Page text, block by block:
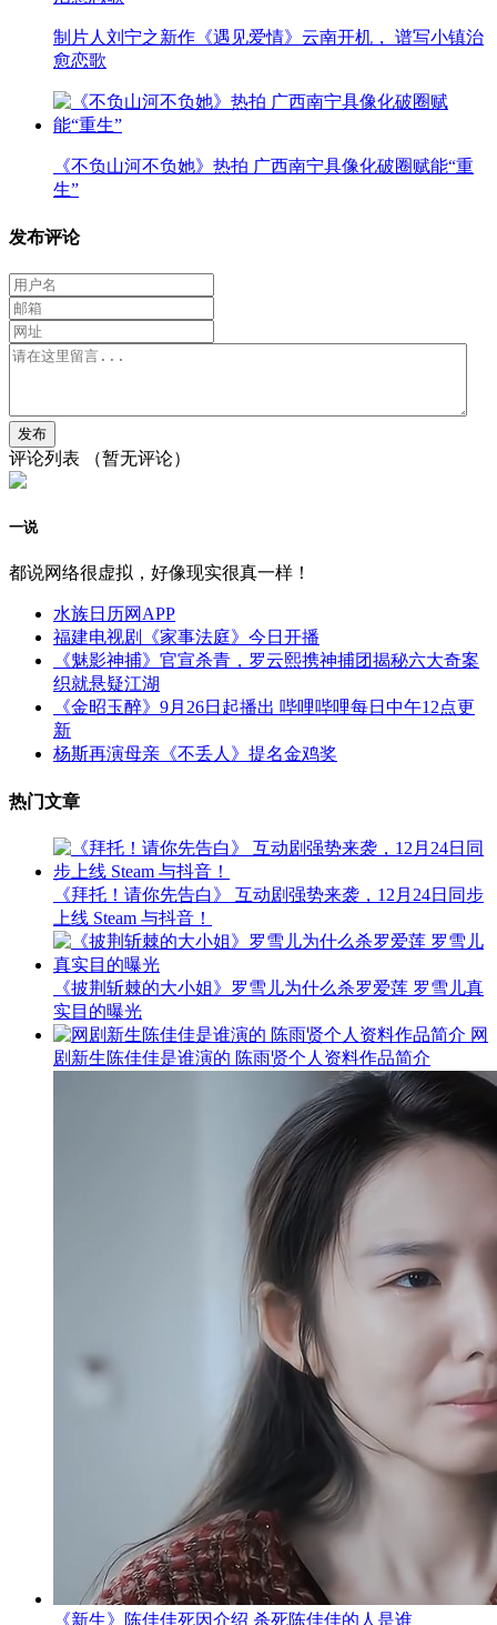
制片人刘宁之新作《遇见爱情》云南开机， 谱写小镇治
愈恋歌
《不负山河不负她》热拍 广西南宁具像化破圈赋能“重
生”
发布评论
评论列表 （暂无评论）
一说
都说网络很虚拟，好像现实很真一样！
水族日历网APP
福建电视剧《家事法庭》今日开播
《魅影神捕》官宣杀青，罗云熙携神捕团揭秘六大奇案
织就悬疑江湖
《金昭玉醉》9月26日起播出 哔哩哔哩每日中午12点更
新
杨斯再演母亲《不丢人》提名金鸡奖
热门文章
《拜托！请你先告白》 互动剧强势来袭，12月24日同步
上线 Steam 与抖音！
《披荆斩棘的大小姐》罗雪儿为什么杀罗爱莲 罗雪儿真
实目的曝光
网
剧新生陈佳佳是谁演的 陈雨贤个人资料作品简介
《新生》陈佳佳死因介绍 杀死陈佳佳的人是谁